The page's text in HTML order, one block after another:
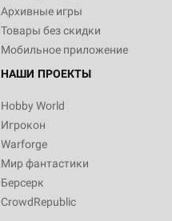
Архивные игры
Товары без скидки
Мобильное приложение
НАШИ ПРОЕКТЫ
Hobby World
Игрокон
Warforge
Мир фантастики
Берсерк
CrowdRepublic